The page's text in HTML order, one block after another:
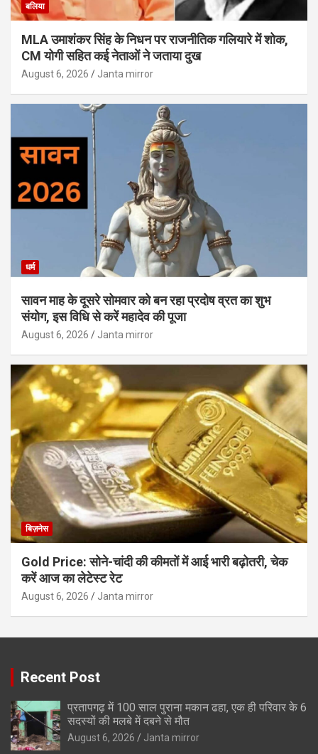
बलिया
MLA उमाशंकर सिंह के निधन पर राजनीतिक गलियारे में शोक,
CM योगी सहित कई नेताओं ने जताया दुख
August 6, 2026 Janta mirror
धर्म
सावन माह के दूसरे सोमवार को बन रहा प्रदोष व्रत का शुभ
संयोग, इस विधि से करें महादेव की पूजा
August 6, 2026 Janta mirror
बिज़नेस
Gold Price: सोने-चांदी की कीमतों में आई भारी बढ़ोतरी, चेक
करें आज का लेटेस्ट रेट
August 6, 2026 Janta mirror
Recent Post
प्रतापगढ़ में 100 साल पुराना मकान ढहा, एक ही परिवार के 6
सदस्यों की मलबे में दबने से मौत
August 6, 2026 Janta mirror